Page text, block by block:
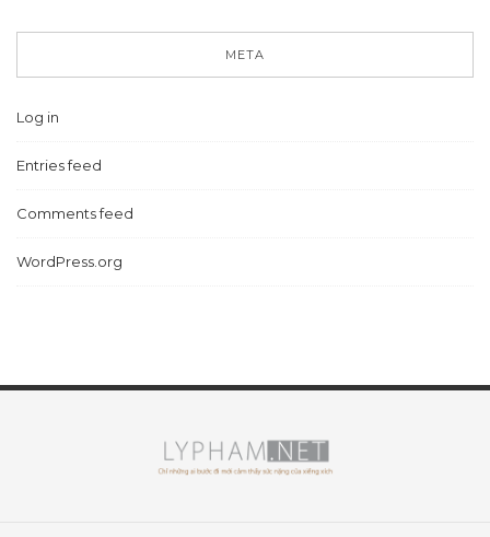
META
Log in
Entries feed
Comments feed
WordPress.org